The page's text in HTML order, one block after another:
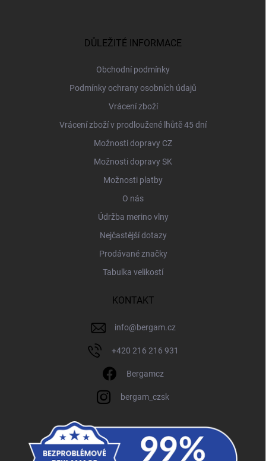
DŮLEŽITÉ INFORMACE
Obchodní podmínky
Podmínky ochrany osobních údajů
Vrácení zboží
Vrácení zboží v prodloužené lhůtě 45 dní
Možnosti dopravy CZ
Možnosti dopravy SK
Možnosti platby
O nás
Údržba merino vlny
Nejčastější dotazy
Prodávané značky
Tabulka velikostí
KONTAKT
info@bergam.cz
+420 216 216 931
Bergamcz
bergam_czsk